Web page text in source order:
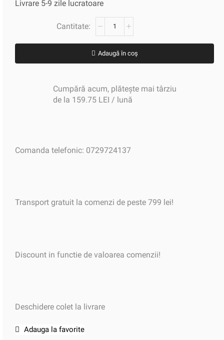
Livrare 5-9 zile lucratoare
Adaugă în coș
Cumpără acum, plătește mai târziu
de la 159.75 LEI / lună
Comanda telefonic: 0729724137
Transport gratuit la comenzi de peste 799 lei!
Discount in functie de valoarea comenzii!
Deschidere colet la livrare
Adauga la favorite